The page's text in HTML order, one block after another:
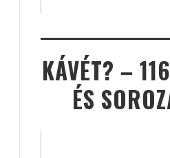
KÁVÉT? –
ÉS